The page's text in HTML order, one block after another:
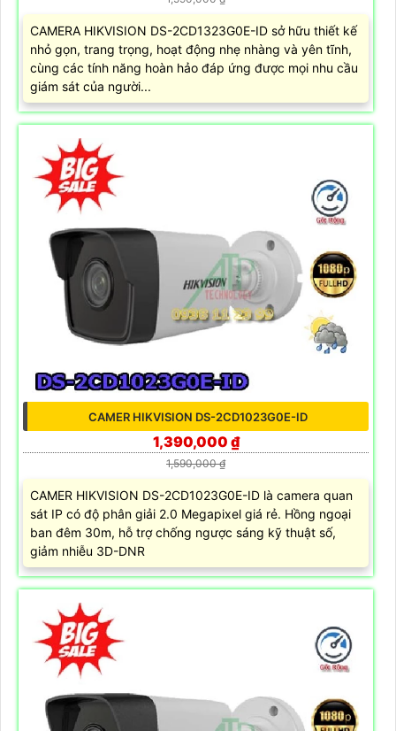
CAMERA HIKVISION DS-2CD1323G0E-ID sở hữu thiết kế
nhỏ gọn, trang trọng, hoạt động nhẹ nhàng và yên tĩnh,
cùng các tính năng hoàn hảo đáp ứng được mọi nhu cầu
giám sát của người...
CAMER HIKVISION DS-2CD1023G0E-ID
1,390,000 ₫
1,590,000 ₫
CAMER HIKVISION DS-2CD1023G0E-ID là camera quan
sát IP có độ phân giải 2.0 Megapixel giá rẻ. Hồng ngoại
ban đêm 30m, hỗ trợ chống ngược sáng kỹ thuật số,
giảm nhiễu 3D-DNR